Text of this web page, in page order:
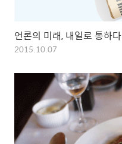
언론의 미래, 내일로 통하다
2015.10.07